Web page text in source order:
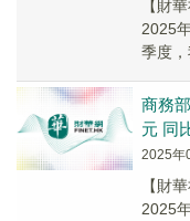
【財
2025
季度
商務
元 同
2025年
【財
2025